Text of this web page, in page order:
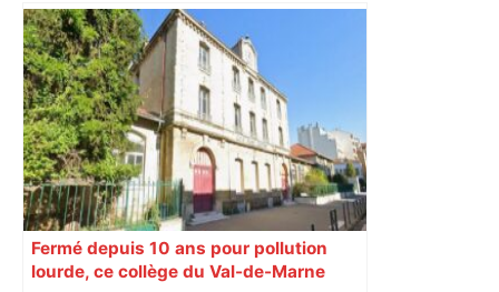
Direct. Top 14 – Montpellier – Stade
français : qui pour rejoindre l'ogre
toulousain en finale ? Suivez la demi-
finale – Rugbyrama
Fermé depuis 10 ans pour pollution
lourde, ce collège du Val-de-Marne